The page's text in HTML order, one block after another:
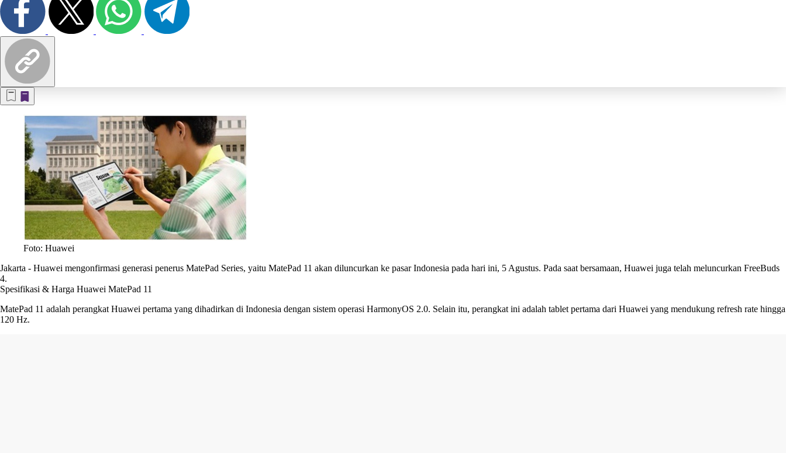
Foto: Huawei
Jakarta - Huawei mengonfirmasi generasi penerus MatePad Series, yaitu MatePad 11 akan diluncurkan ke pasar Indonesia pada hari ini, 5 Agustus. Pada saat bersamaan, Huawei juga telah meluncurkan FreeBuds
4.
Spesifikasi & Harga Huawei MatePad 11
MatePad 11 adalah perangkat Huawei pertama yang dihadirkan di Indonesia dengan sistem operasi HarmonyOS 2.0. Selain itu, perangkat ini adalah tablet pertama dari Huawei yang mendukung refresh rate hingga
120 Hz.